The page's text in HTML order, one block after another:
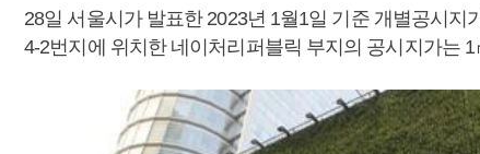
28일 서울시가 발표한 2023년 1월1일 기준 개별공시지
4-2번지에 위치한 네이처리퍼블릭 부지의 공시지가는